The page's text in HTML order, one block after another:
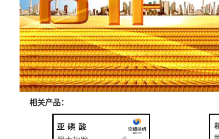
相关产品：